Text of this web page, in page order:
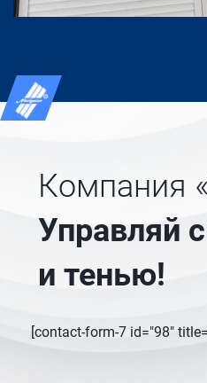
Компания
Управляй
и тенью!
[contact-form-7 id="98"